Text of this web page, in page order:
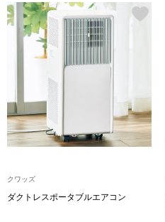
【特集】食彩倶楽部
集
クワッズ
ダクトレスポータブルエアコン